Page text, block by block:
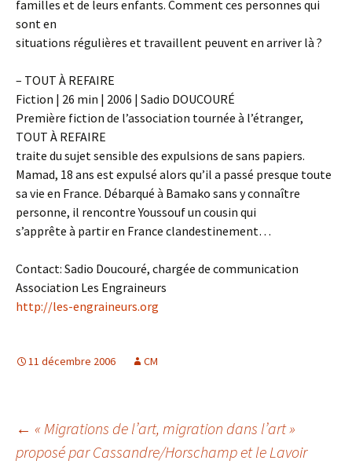
familles et de leurs enfants. Comment ces personnes qui
sont en
situations régulières et travaillent peuvent en arriver là ?
– TOUT À REFAIRE
Fiction | 26 min | 2006 | Sadio DOUCOURÉ
Première fiction de l’association tournée à l’étranger,
TOUT À REFAIRE
traite du sujet sensible des expulsions de sans papiers.
Mamad, 18 ans est expulsé alors qu’il a passé presque toute
sa vie en France. Débarqué à Bamako sans y connaître
personne, il rencontre Youssouf un cousin qui
s’apprête à partir en France clandestinement…
Contact: Sadio Doucouré, chargée de communication
Association Les Engraineurs
http://les-engraineurs.org
11 décembre 2006 CM
Navigation
← « Migrations de l’art, migration dans l’art »
proposé par Cassandre/Horschamp et le Lavoir